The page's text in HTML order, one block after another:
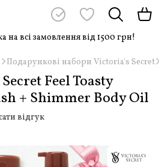
на всі замовлення від 1500 грн!
Подарункові набори Victoria's Secret
Feel Toasty
+ Shimmer Body Oil
відгук